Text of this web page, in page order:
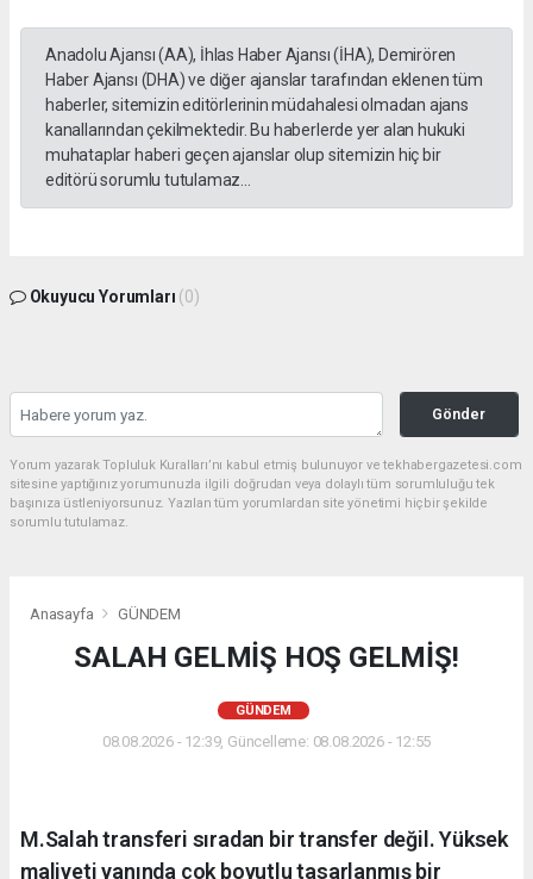
Anadolu Ajansı (AA), İhlas Haber Ajansı (İHA), Demirören
Haber Ajansı (DHA) ve diğer ajanslar tarafından eklenen tüm
haberler, sitemizin editörlerinin müdahalesi olmadan ajans
kanallarından çekilmektedir. Bu haberlerde yer alan hukuki
muhataplar haberi geçen ajanslar olup sitemizin hiç bir
editörü sorumlu tutulamaz...
Okuyucu Yorumları (0)
Gönder
Yorum yazarak Topluluk Kuralları’nı kabul etmiş bulunuyor ve tekhabergazetesi.com
sitesine yaptığınız yorumunuzla ilgili doğrudan veya dolaylı tüm sorumluluğu tek
başınıza üstleniyorsunuz. Yazılan tüm yorumlardan site yönetimi hiçbir şekilde
sorumlu tutulamaz.
Anasayfa GÜNDEM
SALAH GELMİŞ HOŞ GELMİŞ!
GÜNDEM
08.08.2026 - 12:39, Güncelleme: 08.08.2026 - 12:55
M.Salah transferi sıradan bir transfer değil. Yüksek
maliyeti yanında çok boyutlu tasarlanmış bir